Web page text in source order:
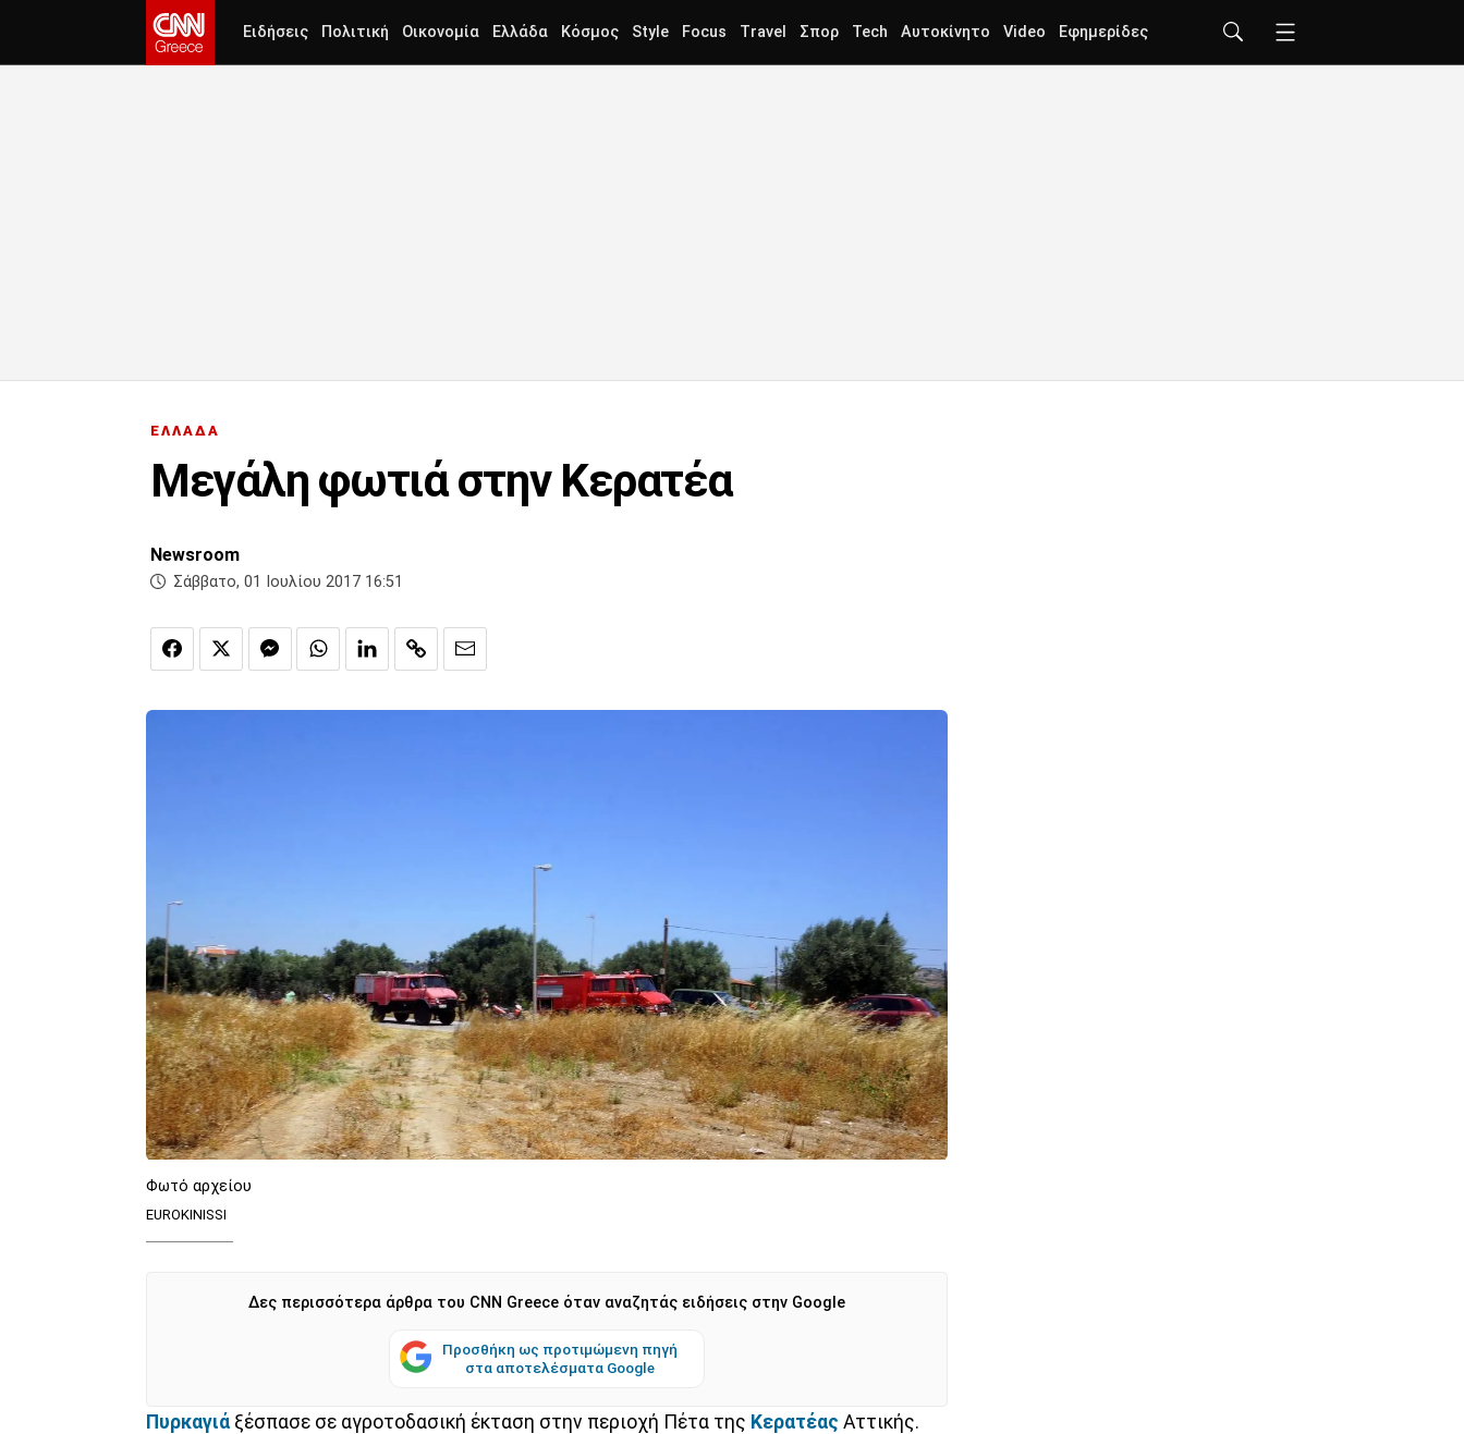
Ειδήσεις Πολιτική Οικονομία Ελλάδα Κόσμος Style Focus Travel Σπορ Tech Αυτοκίνητο Video Εφημερίδες
ΕΛΛΑΔΑ
Μεγάλη φωτιά στην Κερατέα
Newsroom
Σάββατο, 01 Ιουλίου 2017 16:51
Φωτό αρχείου
EUROKINISSI
Δες περισσότερα άρθρα του CNN Greece όταν αναζητάς ειδήσεις στην Google
Προσθήκη ως προτιμώμενη πηγή
στα αποτελέσματα Google
Πυρκαγιά ξέσπασε σε αγροτοδασική έκταση στην περιοχή Πέτα της Κερατέας Αττικής.